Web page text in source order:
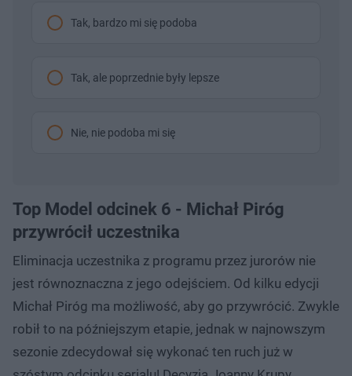
Tak, bardzo mi się podoba
Tak, ale poprzednie były lepsze
Nie, nie podoba mi się
Top Model odcinek 6 - Michał Piróg
przywrócił uczestnika
Eliminacja uczestnika z programu przez jurorów nie
jest równoznaczna z jego odejściem. Od kilku edycji
Michał Piróg ma możliwość, aby go przywrócić. Zwykle
robił to na późniejszym etapie, jednak w najnowszym
sezonie zdecydował się wykonać ten ruch już w